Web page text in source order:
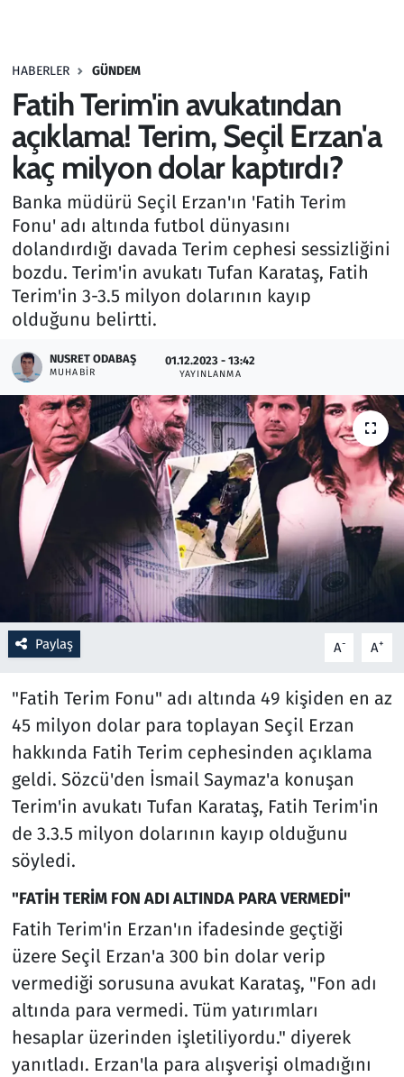
HABERLER GÜNDEM
Fatih Terim'in avukatından
açıklama! Terim, Seçil Erzan'a
kaç milyon dolar kaptırdı?
Banka müdürü Seçil Erzan'ın 'Fatih Terim
Fonu' adı altında futbol dünyasını
dolandırdığı davada Terim cephesi sessizliğini
bozdu. Terim'in avukatı Tufan Karataş, Fatih
Terim'in 3-3.5 milyon dolarının kayıp
olduğunu belirtti.
NUSRET ODABAŞ
MUHABIR
01.12.2023 - 13:42
YAYINLANMA
Paylaş A- A+
"Fatih Terim Fonu" adı altında 49 kişiden en az
45 milyon dolar para toplayan Seçil Erzan
hakkında Fatih Terim cephesinden açıklama
geldi. Sözcü'den İsmail Saymaz'a konuşan
Terim'in avukatı Tufan Karataş, Fatih Terim'in
de 3.3.5 milyon dolarının kayıp olduğunu
söyledi.
"FATİH TERİM FON ADI ALTINDA PARA VERMEDİ"
Fatih Terim'in Erzan'ın ifadesinde geçtiği
üzere Seçil Erzan'a 300 bin dolar verip
vermediği sorusuna avukat Karataş, "Fon adı
altında para vermedi. Tüm yatırımları
hesaplar üzerinden işletiliyordu." diyerek
yanıtladı. Erzan'la para alışverişi olmadığını
Haber
Kültür Sanat
Kurumsal Haberler
Lezzet Durağı
Memur ve Kamu
Otomobil
Oyun
Ramazan
Resmi İlanlar
Rüya Tabirleri
Savunma Sanayi
Seçim 2023
Teknoloji ve Bilim
Televizyon